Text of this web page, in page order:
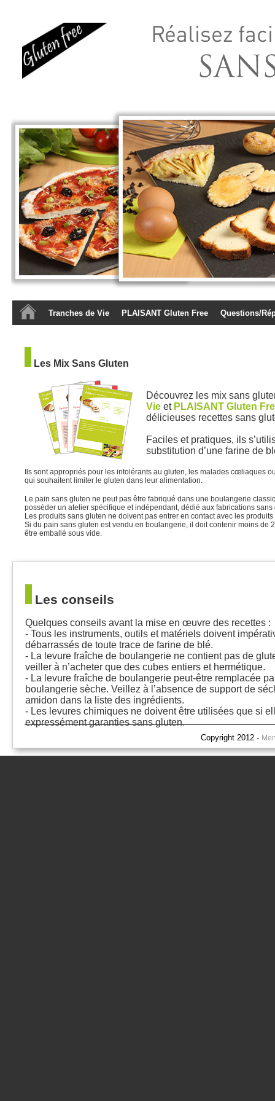
Tranches de Vie PLAISANT Gluten Free Questions/
Les Mix Sans Gluten
Découvrez les mix sans
Vie et PLAISANT Gluten
délicieuses recettes sans
Faciles et pratiques, ils
substitution d’une farine de
Ils sont appropriés pour les intolérants au gluten, les malades cœliaques
qui souhaitent limiter le gluten dans leur alimentation.
Le pain sans gluten ne peut pas être fabriqué dans une boulangerie
posséder un atelier spécifique et indépendant, dédié aux fabrications sans
Les produits sans gluten ne doivent pas entrer en contact avec les
Si du pain sans gluten est vendu en boulangerie, il doit contenir moins de
être emballé sous vide.
Les conseils
Quelques conseils avant la mise en œuvre des recettes :
- Tous les instruments, outils et matériels doivent
débarrassés de toute trace de farine de blé.
- La levure fraîche de boulangerie ne contient pas de
veiller à n’acheter que des cubes entiers et hermétique.
- La levure fraîche de boulangerie peut-être remplacée
boulangerie sèche. Veillez à l’absence de support de
amidon dans la liste des ingrédients.
- Les levures chimiques ne doivent être utilisées que si
expressément garanties sans gluten.
Copyright 2012 -